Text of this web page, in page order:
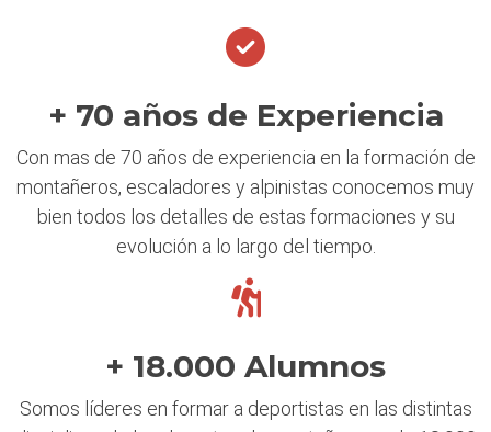
+ 70 años de Experiencia
Con mas de 70 años de experiencia en la formación de
montañeros, escaladores y alpinistas conocemos muy
bien todos los detalles de estas formaciones y su
evolución a lo largo del tiempo.
+ 18.000 Alumnos
Somos líderes en formar a deportistas en las distintas